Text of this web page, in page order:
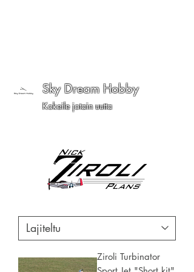
Sky Dream Hobby
Kokeile jotain uutta
Ziroli Turbinator